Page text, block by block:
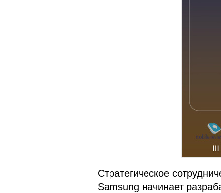
Стратегическое
Samsung начинает